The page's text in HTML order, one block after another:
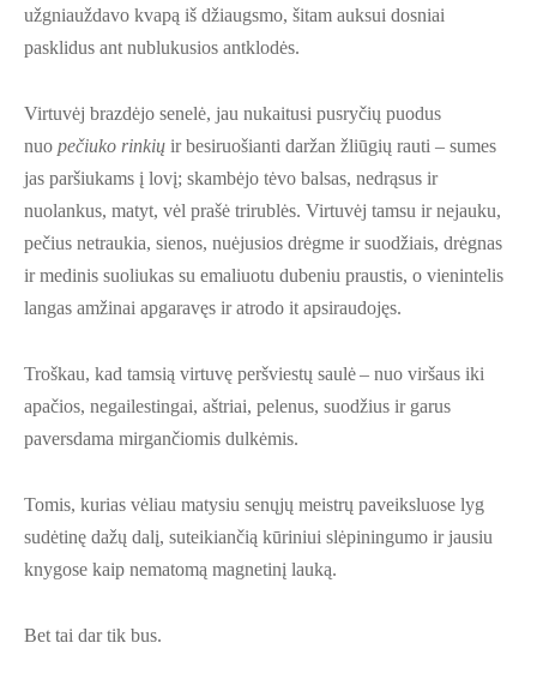
užgniauždavo kvapą iš džiaugsmo, šitam auksui dosniai
pasklidus ant nublukusios antklodės.
Virtuvėj brazdėjo senelė, jau nukaitusi pusryčių puodus
nuo pečiuko rinkių ir besiruošianti daržan žliūgių rauti – sumes
jas paršiukams į lovį; skambėjo tėvo balsas, nedrąsus ir
nuolankus, matyt, vėl prašė trirublės. Virtuvėj tamsu ir nejauku,
pečius netraukia, sienos, nuėjusios drėgme ir suodžiais, drėgnas
ir medinis suoliukas su emaliuotu dubeniu praustis, o vienintelis
langas amžinai apgaravęs ir atrodo it apsiraudojęs.
Troškau, kad tamsią virtuvę peršviestų saulė – nuo viršaus iki
apačios, negailestingai, aštriai, pelenus, suodžius ir garus
paversdama mirgančiomis dulkėmis.
Tomis, kurias vėliau matysiu senųjų meistrų paveiksluose lyg
sudėtinę dažų dalį, suteikiančią kūriniui slėpiningumo ir jausiu
knygose kaip nematomą magnetinį lauką.
Bet tai dar tik bus.